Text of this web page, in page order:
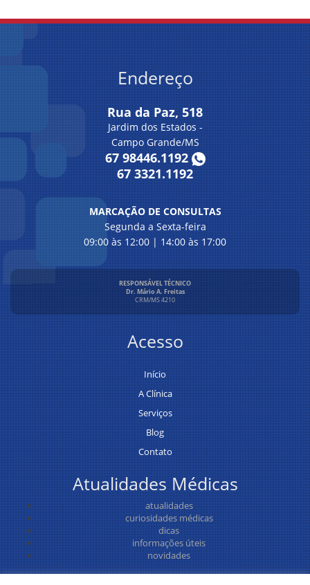
Endereço
Rua da Paz, 518
Jardim dos Estados -
Campo Grande/MS
67 98446.1192
67 3321.1192
MARCAÇÃO DE CONSULTAS
Segunda a Sexta-feira
09:00 às 12:00 | 14:00 às 17:00
RESPONSÁVEL TÉCNICO
Dr. Mário A. Freitas
CRM/MS 4210
Acesso
Início
A Clínica
Serviços
Blog
Contato
Atualidades Médicas
atualidades
curiosidades médicas
dicas
informações úteis
novidades